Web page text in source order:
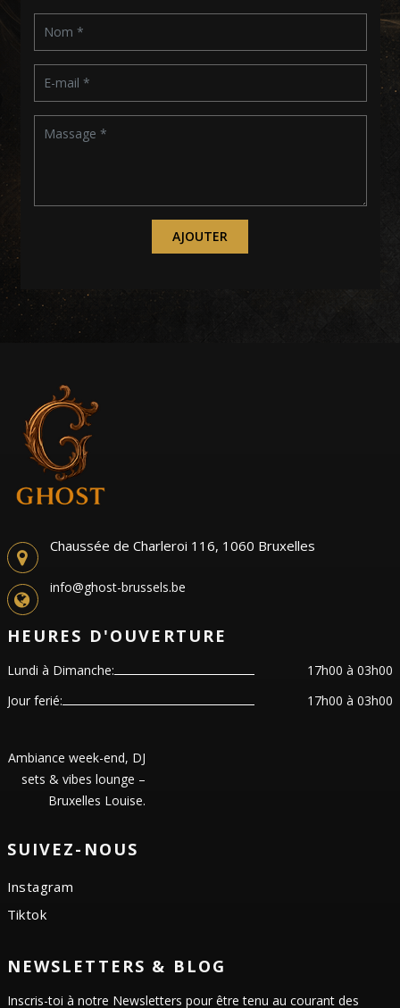
AJOUTER
Chaussée de Charleroi 116, 1060 Bruxelles
info@ghost-brussels.be
HEURES D'OUVERTURE
Lundi à Dimanche:
17h00 à 03h00
Jour ferié:
17h00 à 03h00
Ambiance week-end, DJ
sets & vibes lounge –
Bruxelles Louise.
SUIVEZ-NOUS
Instagram
Tiktok
NEWSLETTERS & BLOG
Inscris-toi à notre Newsletters pour être tenu au courant des